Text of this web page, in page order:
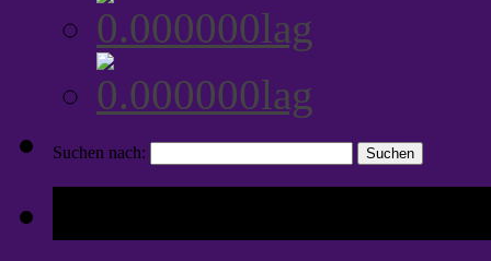
Suchen nach: